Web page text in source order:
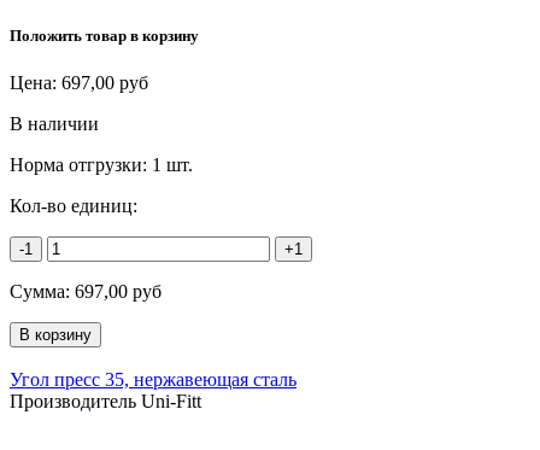
Положить товар в корзину
Цена: 697,00 руб
В наличии
Норма отгрузки: 1 шт.
Кол-во единиц:
-1 +1
Сумма: 697,00 руб
Угол пресс 35, нержавеющая сталь
Производитель Uni-Fitt